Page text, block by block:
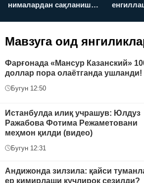
нималардан сақланиш
Мавзуга оид
Фарғонада «Мансур Казанский»
доллар пора олаётганда ушланди!
Бугун 12:50
Истанбулда илиқ учрашув: Юлдуз
Ражабова Фотима Режаметовани
меҳмон қилди (видео)
Бугун 12:31
Андижонда зилзила: қайси
ер қимирлаши кучлироқ сезилди?